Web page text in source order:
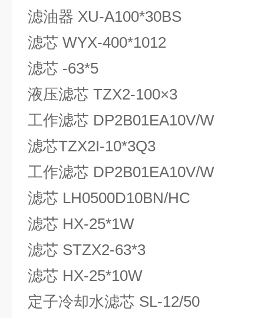
滤油器 XU-A100*30BS
滤芯 WYX-400*1012
滤芯 -63*5
液压滤芯 TZX2-100×3
工作滤芯 DP2B01EA10V/W
滤芯TZX2I-10*3Q3
工作滤芯 DP2B01EA10V/W
滤芯 LH0500D10BN/HC
滤芯 HX-25*1W
滤芯 STZX2-63*3
滤芯 HX-25*10W
定子冷却水滤芯 SL-12/50